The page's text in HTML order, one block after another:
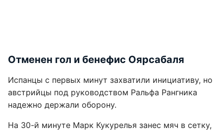
Отменен гол и бенефис Оярсабаля
Испанцы с первых минут захватили инициативу, но
австрийцы под руководством Ральфа Рангника
надежно держали оборону.
На 30-й минуте Марк Кукурелья занес мяч в сетку,